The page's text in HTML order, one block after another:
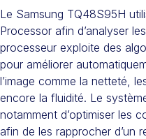
Le Samsung TQ48S95H
Processor afin d’analyser
processeur exploite des
pour améliorer
l’image comme la netteté,
encore la fluidité. Le
notamment d’optimiser les
afin de les rapprocher d’un